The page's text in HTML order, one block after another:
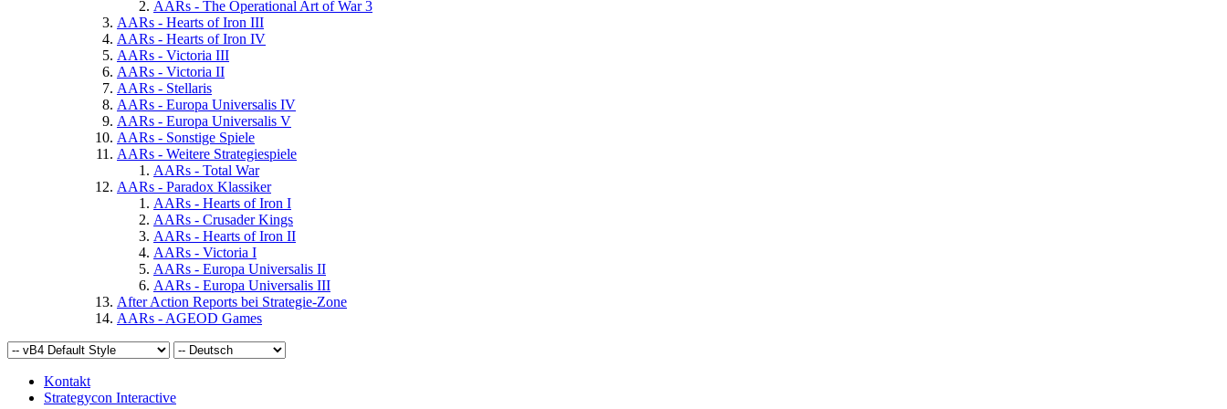
AARs - The Operational Art of War 3
AARs - Hearts of Iron III
AARs - Hearts of Iron IV
AARs - Victoria III
AARs - Victoria II
AARs - Stellaris
AARs - Europa Universalis IV
AARs - Europa Universalis V
AARs - Sonstige Spiele
AARs - Weitere Strategiespiele
AARs - Total War
AARs - Paradox Klassiker
AARs - Hearts of Iron I
AARs - Crusader Kings
AARs - Hearts of Iron II
AARs - Victoria I
AARs - Europa Universalis II
AARs - Europa Universalis III
After Action Reports bei Strategie-Zone
AARs - AGEOD Games
Kontakt
Strategycon Interactive